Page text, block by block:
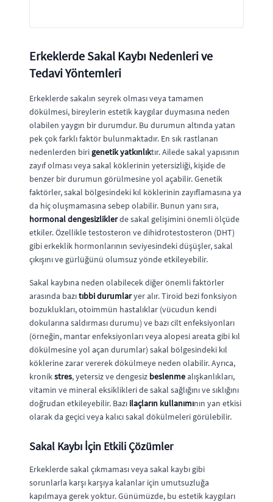
Erkeklerde Sakal Kaybı Nedenleri ve
Tedavi Yöntemleri
Erkeklerde sakalın seyrek olması veya tamamen
dökülmesi, bireylerin estetik kaygılar duymasına neden
olabilen yaygın bir durumdur. Bu durumun altında yatan
pek çok farklı faktör bulunmaktadır. En sık rastlanan
nedenlerden biri genetik yatkınlıktır. Ailede sakal yapısının
zayıf olması veya sakal köklerinin yetersizliği, kişide de
benzer bir durumun görülmesine yol açabilir. Genetik
faktörler, sakal bölgesindeki kıl köklerinin zayıflamasına ya
da hiç oluşmamasına sebep olabilir. Bunun yanı sıra,
hormonal dengesizliklerde sakal gelişimini önemli ölçüde
etkiler. Özellikle testosteron ve dihidrotestosteron (DHT)
gibi erkeklik hormonlarının seviyesindeki düşüşler, sakal
çıkışını ve gürlüğünü olumsuz yönde etkileyebilir.
Sakal kaybına neden olabilecek diğer önemli faktörler
arasında bazıtıbbi durumlaryer alır. Tiroid bezi fonksiyon
bozuklukları, otoimmün hastalıklar (vücudun kendi
dokularına saldırması durumu) ve bazı cilt enfeksiyonları
(örneğin, mantar enfeksiyonları veya alopesi areata gibi kıl
dökülmesine yol açan durumlar) sakal bölgesindeki kıl
köklerine zarar vererek dökülmeye neden olabilir. Ayrıca,
kronikstres, yetersiz ve dengesiz beslenmealışkanlıkları,
vitamin ve mineral eksiklikleri de sakal sağlığını ve sıklığını
doğrudan etkileyebilir. Bazı ilaçların kullanımının yan etkisi
olarak da geçici veya kalıcı sakal dökülmeleri görülebilir.
Sakal Kaybı İçin Etkili Çözümler
Erkeklerde sakal çıkmaması veya sakal kaybı gibi
sorunlarla karşı karşıya kalanlar için umutsuzluğa
kapılmaya gerek yoktur. Günümüzde, bu estetik kaygıları